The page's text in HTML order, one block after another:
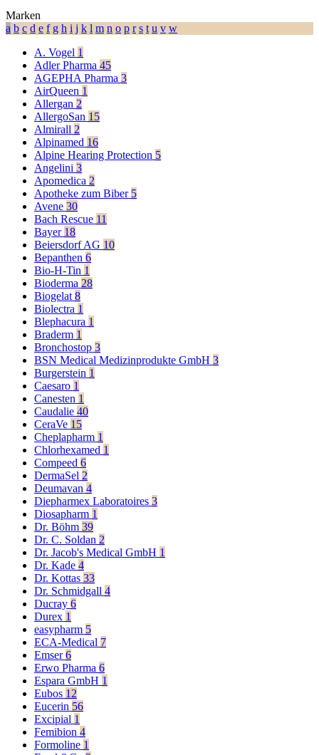
Marken
a b c d e f g h i j k l m n o p r s t u v w
A. Vogel 1
Adler Pharma 45
AGEPHA Pharma 3
AirQueen 1
Allergan 2
AllergoSan 15
Almirall 2
Alpinamed 16
Alpine Hearing Protection 5
Angelini 3
Apomedica 2
Apotheke zum Biber 5
Avene 30
Bach Rescue 11
Bayer 18
Beiersdorf AG 10
Bepanthen 6
Bio-H-Tin 1
Bioderma 28
Biogelat 8
Biolectra 1
Blephacura 1
Braderm 1
Bronchostop 3
BSN Medical Medizinprodukte GmbH 3
Burgerstein 1
Caesaro 1
Canesten 1
Caudalie 40
CeraVe 15
Cheplapharm 1
Chlorhexamed 1
Compeed 6
DermaSel 2
Deumavan 4
Diepharmex Laboratoires 3
Diosapharm 1
Dr. Böhm 39
Dr. C. Soldan 2
Dr. Jacob's Medical GmbH 1
Dr. Kade 4
Dr. Kottas 33
Dr. Schmidgall 4
Ducray 6
Durex 1
easypharm 5
ECA-Medical 7
Emser6
Erwo Pharma 6
Espara GmbH 1
Eubos 12
Eucerin 56
Excipial 1
Femibion 4
Formoline 1